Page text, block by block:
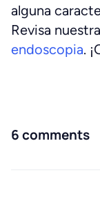
alguna
Revisa
endoscopia.
6 comments